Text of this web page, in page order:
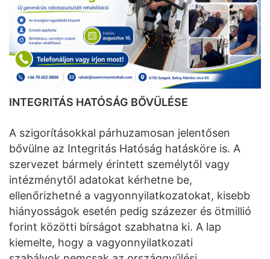
INTEGRITÁS HATÓSÁG BŐVÜLÉSE
A szigorításokkal párhuzamosan jelentősen
bővülne az Integritás Hatóság hatásköre is. A
szervezet bármely érintett személytől vagy
intézménytől adatokat kérhetne be,
ellenőrizhetné a vagyonnyilatkozatokat, kisebb
hiányosságok esetén pedig százezer és ötmillió
forint közötti bírságot szabhatna ki. A lap
kiemelte, hogy a vagyonnyilatkozati